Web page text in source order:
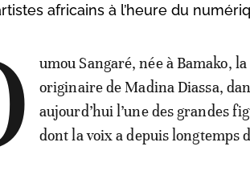
africains à l’heure du
umou Sangaré, née à Bamako,
originaire de Madina Diassa,
aujourd’hui l’une des grandes
dont la voix a depuis longtemps